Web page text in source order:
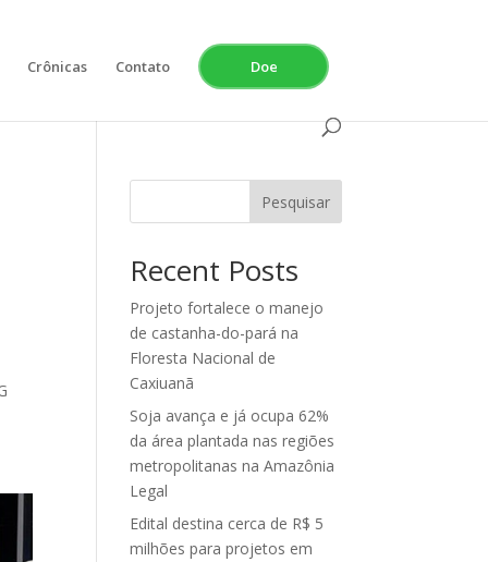
Crônicas Contato Doe
Pesquisar
Recent Posts
Projeto fortalece o manejo
de castanha-do-pará na
Floresta Nacional de
Caxiuanã
Soja avança e já ocupa 62%
da área plantada nas regiões
metropolitanas na Amazônia
Legal
Edital destina cerca de R$ 5
milhões para projetos em